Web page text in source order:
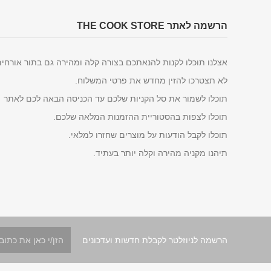
הרשמה לאתר THE COOK STORE
אצלנו תוכלו לקנות להנאתכם בצורה קלה ומהירה גם בתור
לא תצטרכו להזין מחדש את פרטי המשלוח.
תוכלו לשמור את סל הקניות שלכם עד הכניסה הבאה לכם לאתר
תוכלו לצפות בהסטוריית ההזמנות המלאה שלכם.
תוכלו לקבל הודעות על מוצרים שחזרו למלאי.
תיהנו מקניה מהירה וקלה יותר בעתיד.
הרשמה לניוזלטר לקבלת חדשות ועדכונים